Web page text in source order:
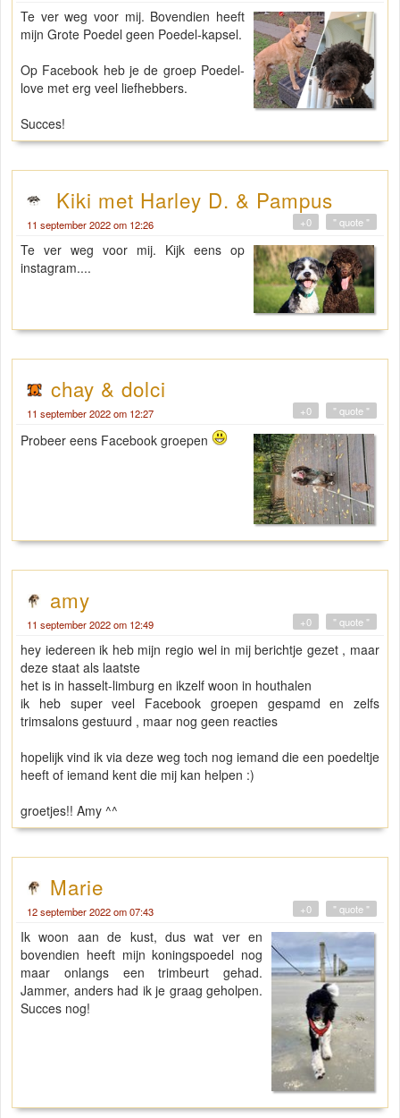
Te ver weg voor mij. Bovendien heeft
mijn Grote Poedel geen Poedel-kapsel.
Op Facebook heb je de groep Poedel-
love met erg veel liefhebbers.
Succes!
Kiki met Harley D. & Pampus
11 september 2022 om 12:26 " quote "
+0
Te ver weg voor mij. Kijk eens op
instagram....
chay & dolci
11 september 2022 om 12:27 " quote "
+0
Probeer eens Facebook groepen
amy
11 september 2022 om 12:49 " quote "
+0
hey iedereen ik heb mijn regio wel in mij berichtje gezet , maar
deze staat als laatste
het is in hasselt-limburg en ikzelf woon in houthalen
ik heb super veel Facebook groepen gespamd en zelfs
trimsalons gestuurd , maar nog geen reacties
hopelijk vind ik via deze weg toch nog iemand die een poedeltje
heeft of iemand kent die mij kan helpen :)
groetjes!! Amy ^^
Marie
12 september 2022 om 07:43 " quote "
+0
Ik woon aan de kust, dus wat ver en
bovendien heeft mijn koningspoedel nog
maar onlangs een trimbeurt gehad.
Jammer, anders had ik je graag geholpen.
Succes nog!